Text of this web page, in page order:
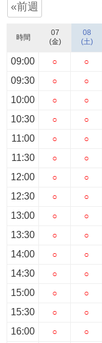
«前週
時間
09:00
09:30
10:00
10:30
11:00
11:30
12:00
12:30
13:00
13:30
14:00
14:30
15:00
15:30
16:00
07
(金)
○
○
○
○
○
○
○
○
○
○
○
○
○
○
○
08
(土)
○
○
○
○
○
○
○
○
○
○
○
○
○
○
○